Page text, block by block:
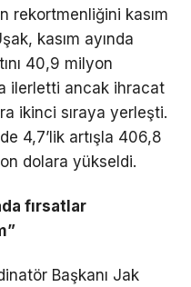
rekortmenliğini kasım
kasım ayında
40,9 milyon
ilerletti ancak ihracat
ikinci sıraya yerleşti.
4,7’lik artışla 406,8
dolara yükseldi.
fırsatlar
Başkanı Jak